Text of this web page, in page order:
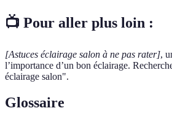
📺 Pour aller plus loin :
[Astuces éclairage salon à ne pas rater],
l’importance d’un bon éclairage.
éclairage salon".
Glossaire